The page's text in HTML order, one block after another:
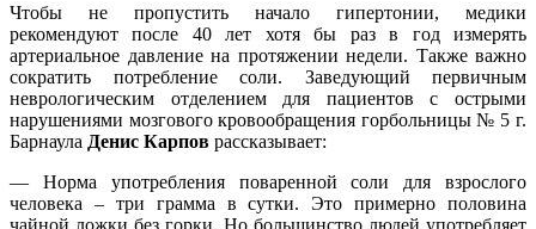
Чтобы не пропустить начало гипертонии, медики
рекомендуют после 40 лет хотя бы раз в год измерять
артериальное давление на протяжении недели. Также важно
сократить потребление соли. Заведующий первичным
неврологическим отделением для пациентов с острыми
нарушениями мозгового кровообращения горбольницы № 5 г.
Барнаула Денис Карпов рассказывает:
— Норма употребления поваренной соли для взрослого
человека – три грамма в сутки. Это примерно половина
чайной ложки без горки. Но большинство людей употребляет